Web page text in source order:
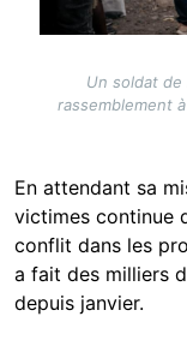
Un soldat
rassemblement
En attendant sa
victimes continue
conflit dans les
a fait des milliers
depuis janvier.